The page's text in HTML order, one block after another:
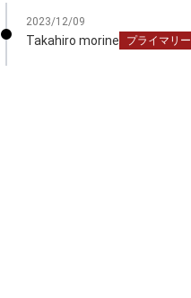
2023/12/09
Takahiro morine プライマリー